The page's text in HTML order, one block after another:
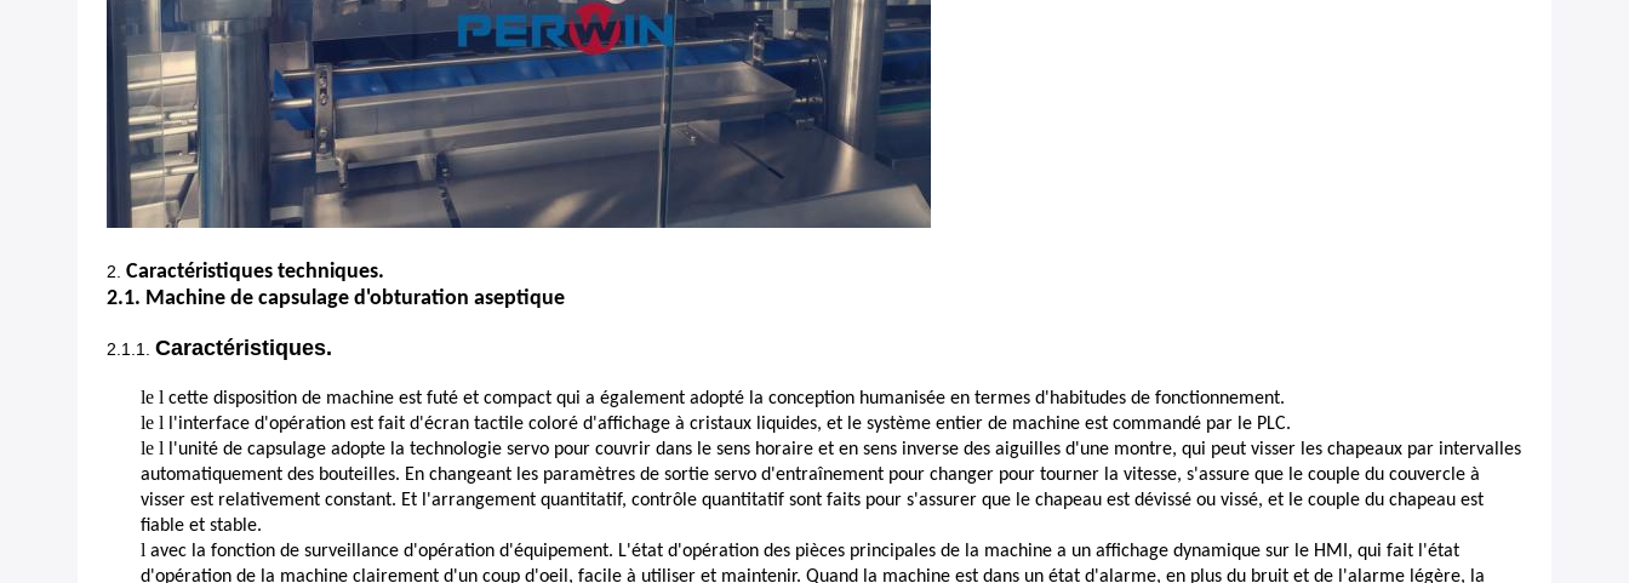
2. Caractéristiques techniques.
2.1. Machine de capsulage d'obturation aseptique
2.1.1. Caractéristiques.
le l cette disposition de machine est futé et compact qui a également adopté la conception humanisée en termes d'habitudes de fonctionnement.
le l l'interface d'opération est fait d'écran tactile coloré d'affichage à cristaux liquides, et le système entier de machine est commandé par le PLC.
le l
l'unité de capsulage adopte la technologie servo pour couvrir dans le sens horaire et en sens inverse des aiguilles d'une montre, qui peut visser les chapeaux par intervalles
automatiquement des bouteilles. En changeant les paramètres de sortie servo d'entraînement pour changer pour tourner la vitesse, s'assure que le couple du couvercle à
visser est relativement constant. Et l'arrangement quantitatif, contrôle quantitatif sont faits pour s'assurer que le chapeau est dévissé ou vissé, et le couple du chapeau est
fiable et stable.
l avec la fonction de surveillance d'opération d'équipement. L'état d'opération des pièces principales de la machine a un affichage dynamique sur le HMI, qui fait l'état
d'opération de la machine clairement d'un coup d'oeil, facile à utiliser et maintenir. Quand la machine est dans un état d'alarme, en plus du bruit et de l'alarme légère, la